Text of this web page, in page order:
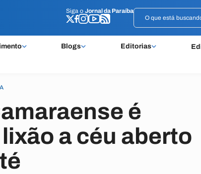
Siga o Jornal da Paraíba
Blogs Editorias
Siga o Jornal da Paraíba
é
a céu aberto